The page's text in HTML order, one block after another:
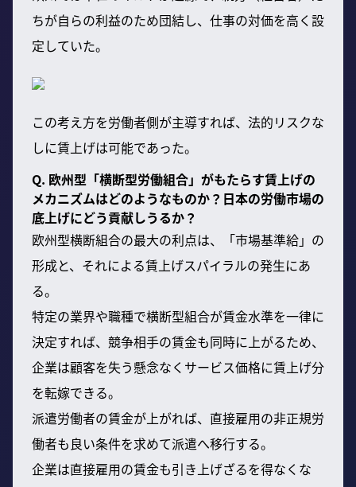
ちが自らの利益のため団結し、仕事の対価を高く設
定していた。
この考え方を労働者側が主導すれば、法的リスクな
しに賃上げは可能であった。
Q. 欧州型「横断型労働組合」がもたらす賃上げの
メカニズムはどのようなものか？日本の労働市場の
底上げにどう貢献しうるか？
欧州型横断組合の最大の利点は、「市場基準給」の
形成と、それによる賃上げスパイラルの発生にあ
る。
特定の業界や職種で横断型組合が賃金水準を一律に
決定すれば、競争相手の賃金も同時に上がるため、
企業は顧客を失う懸念なくサービス価格に賃上げ分
を転嫁できる。
派遣労働者の賃金が上がれば、直接雇用の非正規労
働者も良い条件を求めて派遣へ移行する。
企業は直接雇用の賃金も引き上げざるを得なくな